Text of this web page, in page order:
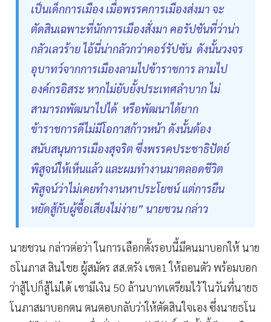
เป็นเด็กการเมือง เมื่อพรรคการเมืองส่งมา จะ
ตัดสินเฉพาะที่นักการเมืองสั่งมา คอรัปชันที่ว่าน่า
กลัวเลวร้าย ไอ้นี่น่ากลัวกว่าคอร์รัปชัน ดังนั้นวงจร
อุบาทว์จากการเมืองลามไปข้าราชการ ลามไป
องค์กรอิสระ หากไม่ยับยั้งประเทศลำบาก ไม่
สามารถพัฒนาไปได้ หรือพัฒนาได้ยาก
ข้าราชการดีไม่มีโอกาสก้าวหน้า ดังนั้นต้อง
สนับสนุนการเมืองสุจริต ซึ่งพรรคประชาธิปัตย์
พิสูจน์ให้เห็นแล้ว และผมทำงานมาตลอดชีวิต
พิสูจน์ว่าไม่เคยทำงานหาประโยชน์ แต่การยืน
หยัดสู้กับผู้ซื้อเสียงไม่ง่าย” นายชวน กล่าว
นายชวน กล่าวต่อว่า ในการเลือกตั้งรอบนี้มีคนมาบอกให้ นาย
ธโนภาส สินไชย ผู้สมัคร สส.ตรัง เขต1 ให้ถอนตัว พร้อมบอก
ว่าสู้ไปก็สู้ไม่ได้ เขามีเงิน 50 ล้านบาทเตรียมไว้ ในวันที่นายธ
โนภาสมาบอกตน ตนตอบกลับว่าให้ตัดสินใจเอง ซึ่งนายธโน